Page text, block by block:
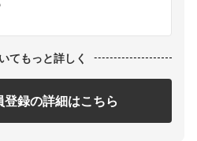
てもっと詳しく
録の詳細はこちら